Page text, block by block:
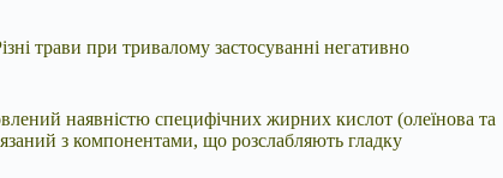
трави при тривалому застосуванні негативно
наявністю специфічних жирних кислот (олеїнова та
з компонентами, що розслабляють гладку